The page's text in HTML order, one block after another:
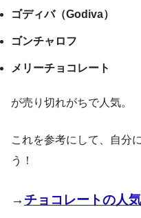
ゴディバ（Godiva）
ゴンチャロフ
メリーチョコレート
が売り切れがちで人気。
これを参考にして、自分
う！
→ チョコレートの人